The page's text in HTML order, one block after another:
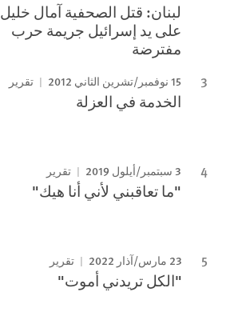
لبنان: قتل الصحفية آمال خليل
على يد إسرائيل جريمة حرب
مفترضة
15 نوفمبر/تشرين الثاني 2012 تقرير
الخدمة في العزلة
3 سبتمبر/أيلول 2019 تقرير
"ما تعاقبني لأني أنا هيك"
23 مارس/آذار 2022 تقرير
"الكل تريدني أموت"